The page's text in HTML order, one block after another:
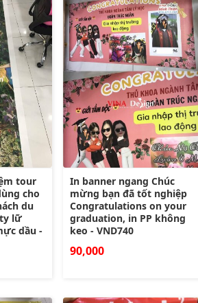
tour
cho
du
lữ
dầu -
In banner ngang Chúc
mừng bạn đã tốt nghiệp
Congratulations on your
graduation, in PP không
keo - VND740
90,000